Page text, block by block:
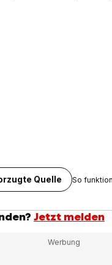
Quelle So
Jetzt melden